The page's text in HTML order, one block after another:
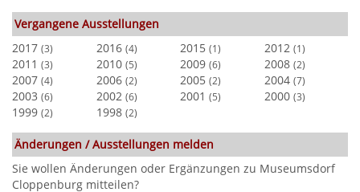
Vergangene Ausstellungen
2017 (3) 2016 (4) 2015 (1) 2012 (1)
2011 (3) 2010 (5) 2009 (6) 2008 (2)
2007 (4) 2006 (2) 2005 (2) 2004 (7)
2003 (6) 2002 (6) 2001 (5) 2000 (3)
1999 (2) 1998 (2)
Änderungen / Ausstellungen melden
Sie wollen Änderungen oder Ergänzungen zu Museumsdorf
Cloppenburg mitteilen?